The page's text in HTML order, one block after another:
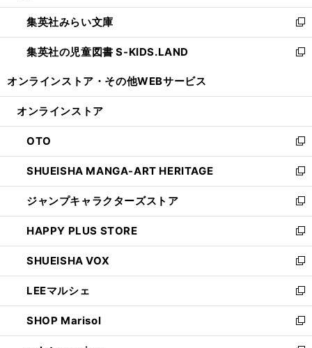
開
く
ウ
で
開
く
ン
ド
ウ
で
ウ
ィ
ン
ド
開
集英社みらい文庫
新
し
い
ン
ウ
で
開
く
集英社の児童図書 S-KIDS.LAND
新
ウ
ン
ド
ウ
で
開
く
オンラインストア・ その他WEBサービス
オンラインストア
OTO
新
し
い
ウ
ィ
ン
ド
ウ
で
開
く
SHUEISHA MANGA-ART HERITAGE
新
し
い
ウ
ィ
ン
ド
ウ
で
開
く
ジャンプキャラクターズストア
新
し
い
ウ
ィ
ン
ド
ウ
で
開
HAPPY PLUS STORE
新
し
い
ウ
ィ
ン
ド
ウ
SHUEISHA VOX
新
し
い
ウ
ィ
ン
LEEマルシェ
新
し
い
ウ
SHOP Marisol
新
し